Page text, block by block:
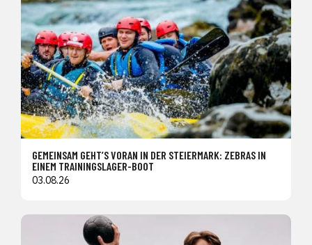
GEMEINSAM GEHT’S VORAN IN DER STEIERMARK: ZEBRAS IN
EINEM TRAININGSLAGER-BOOT
03.08.26